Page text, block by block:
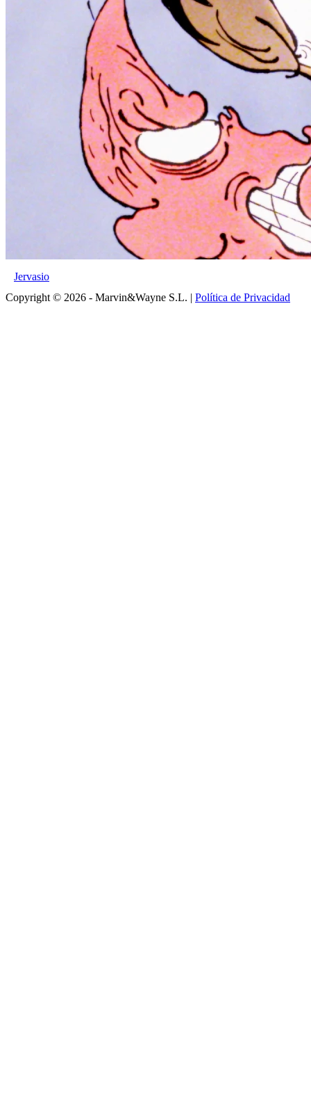
Jervasio
Copyright © 2026 - Marvin&Wayne S.L. | Política de Privacidad